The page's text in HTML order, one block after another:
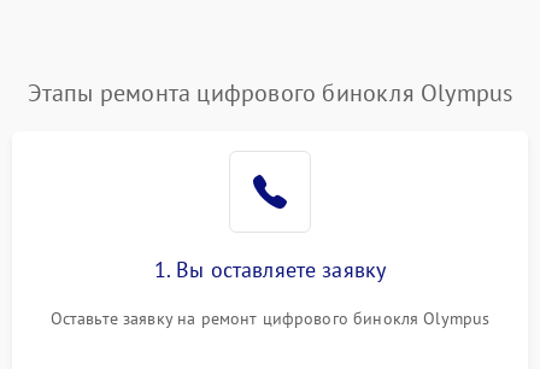
Этапы ремонта цифрового бинокля Olympus
1. Вы оставляете заявку
Оставьте заявку на ремонт цифрового бинокля Olympus